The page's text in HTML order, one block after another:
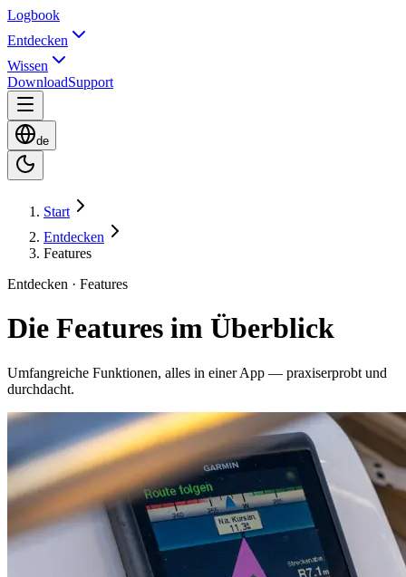
Logbook
Entdecken
Wissen
DownloadSupport
de
Start
Entdecken
Features
Entdecken · Features
Die Features im Überblick
Umfangreiche Funktionen, alles in einer App — praxiserprobt und
durchdacht.